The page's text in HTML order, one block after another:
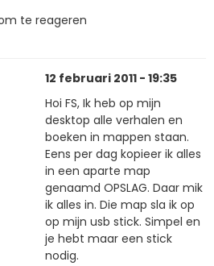
te reageren
12 februari 2011 - 19:35
Hoi FS, Ik heb op mijn
desktop alle verhalen en
boeken in mappen staan.
Eens per dag kopieer ik alles
in een aparte map
genaamd OPSLAG. Daar mik
ik alles in. Die map sla ik op
op mijn usb stick. Simpel en
je hebt maar een stick
nodig.